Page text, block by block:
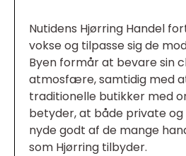
Nutidens Hjørring Handel
vokse og tilpasse sig de
Byen formår at bevare sin
atmosfære, samtidig med
traditionelle butikker med
betyder, at både private
nyde godt af de mange
som Hjørring tilbyder.